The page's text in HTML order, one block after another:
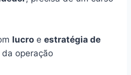
lucro e estratégia de
operação